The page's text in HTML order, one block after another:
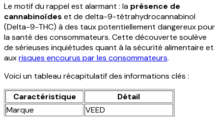
Le motif du rappel est alarmant : la présence de
cannabinoïdes et de delta-9-tétrahydrocannabinol
(Delta-9-THC) à des taux potentiellement dangereux pour
la santé des consommateurs. Cette découverte soulève
de sérieuses inquiétudes quant à la sécurité alimentaire et
auxrisques encourus par les consommateurs.
Voici un tableau récapitulatif des informations clés :
Caractéristique
Détail
Marque
VEED